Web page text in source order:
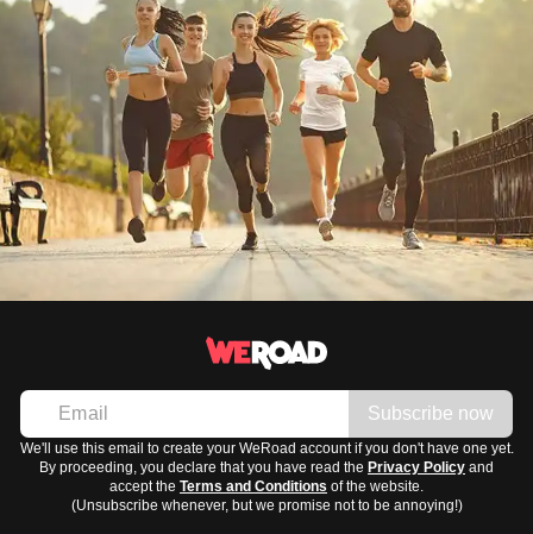
Subscribe now
We'll use this email to create your WeRoad account if you don't have one yet.
By proceeding, you declare that you have read the Privacy Policy and
accept the Terms and Conditions of the website.
(Unsubscribe whenever, but we promise not to be annoying!)